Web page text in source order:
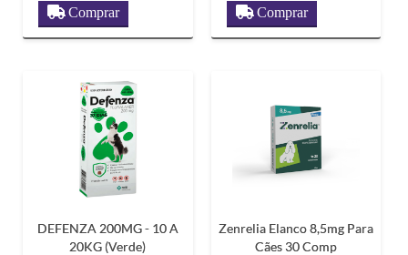
Comprar
Comprar
DEFENZA 200MG - 10 A
20KG (Verde)
Zenrelia Elanco 8,5mg Para
Cães 30 Comp